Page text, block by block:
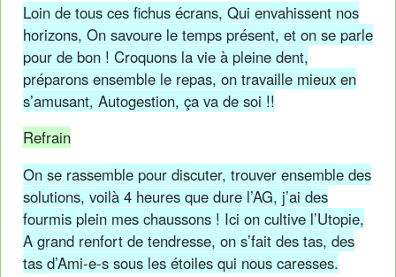
Loin de tous ces fichus écrans, Qui envahissent nos
horizons, On savoure le temps présent, et on se parle
pour de bon ! Croquons la vie à pleine dent,
préparons ensemble le repas, on travaille mieux en
s’amusant, Autogestion, ça va de soi !!
Refrain
On se rassemble pour discuter, trouver ensemble des
solutions, voilà 4 heures que dure l’AG, j’ai des
fourmis plein mes chaussons ! Ici on cultive l’Utopie,
A grand renfort de tendresse, on s’fait des tas, des
tas d’Ami-e-s sous les étoiles qui nous caresses.